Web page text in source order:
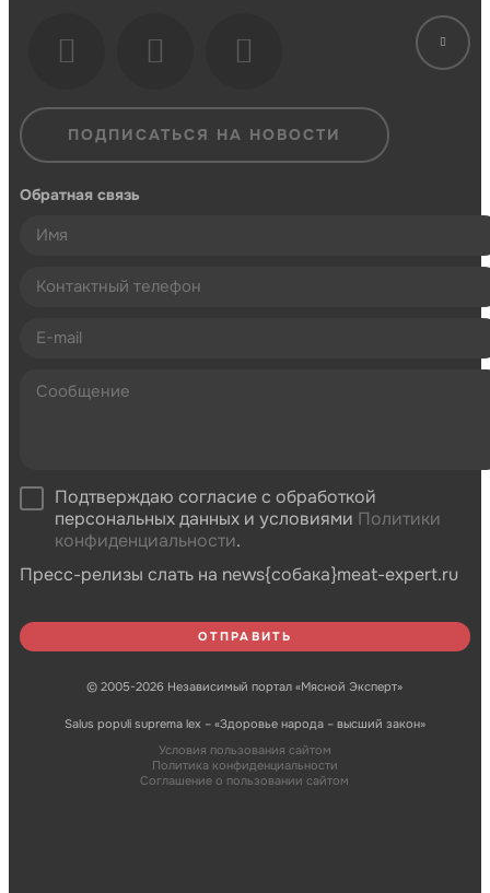
ПОДПИСАТЬСЯ НА НОВОСТИ
Обратная связь
Подтверждаю согласие с обработкой
персональных данных и условиями Политики
конфиденциальности.
Пресс-релизы слать на news{собака}meat-expert.ru
© 2005-2026 Независимый портал «Мясной Эксперт»
Salus populi suprema lex – «Здоровье народа – высший закон»
Условия пользования сайтом
Политика конфиденциальности
Соглашение о пользовании сайтом